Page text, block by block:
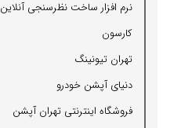
نرم افزار ساخت نظرسنجی آنلاین
كارسون
تهران تیونینگ
دنیای آپشن خودرو
فروشگاه اینترنتی تهران آپشن